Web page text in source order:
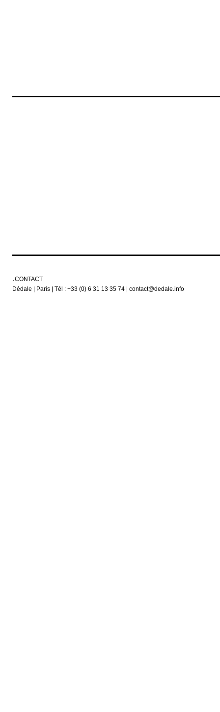
CONTACT
Dédale | Paris | Tél : +33 (0) 6 31 13 35 74 | contact@dedale.info